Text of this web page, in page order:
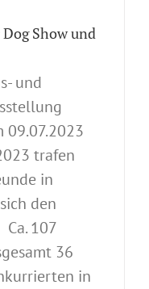
Show und
und
09.07.2023
trafen
in
den
107
36
in